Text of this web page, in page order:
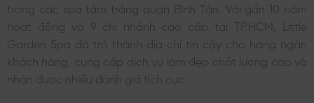
trong các spa tắm trắng quận Bình Tân. Với gần 10 năm
hoạt động và 9 chi nhánh cao cấp tại TP.HCM, Little
Garden Spa đã trở thành địa chỉ tin cậy cho hàng ngàn
khách hàng, cung cấp dịch vụ làm đẹp chất lượng cao và
nhận được nhiều đánh giá tích cực.